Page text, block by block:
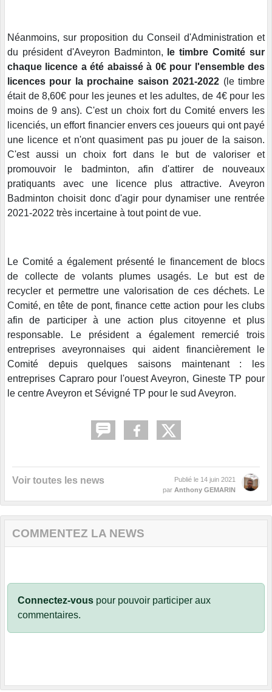
Néanmoins, sur proposition du Conseil d'Administration et
du président d'Aveyron Badminton,
le timbreComité sur
chaque licence a été abaissé à 0€ pour l'ensemble des
licences pour la prochaine saison 2021-2022 (le timbre
était de 8,60€ pour les jeunes et les adultes, de 4€ pour les
moins de 9 ans). C'est un choix fort du Comité envers les
licenciés, un effort financier envers ces joueurs qui ont payé
une licence et n'ont quasiment pas pu jouer de la saison.
C'est aussi un choix fort dans le but de valoriser et
promouvoir le badminton, afin d'attirer de nouveaux
pratiquants avec une licence plus attractive. Aveyron
Badminton choisit donc d'agir pour dynamiser une rentrée
2021-2022 très incertaine à tout point de vue.
Le Comité a également présenté le financement de blocs
de collecte de volants plumes usagés. Le but est de
recycler et permettre une valorisation de ces déchets. Le
Comité, en tête de pont, finance cette action pour les clubs
afin de participer à une action plus citoyenne et plus
responsable. Le président a également remercié trois
entreprises aveyronnaises qui aident financièrement le
Comité depuis quelques saisons maintenant : les
entreprises Capraro pour l'ouest Aveyron, Gineste TP pour
le centre Aveyron et Sévigné TP pour le sud Aveyron.
Voir toutes les news Publié le 14 juin 2021
par Anthony GEMARIN
COMMENTEZ LA NEWS
Connectez-vous pour pouvoir participer aux
commentaires.